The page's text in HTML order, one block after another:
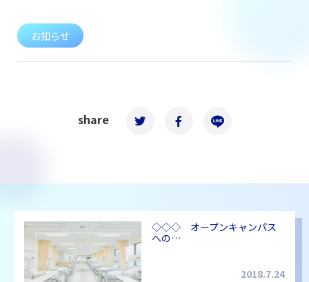
お知らせ
share
◇◇◇ オープンキャンパス
への…
2018.7.24